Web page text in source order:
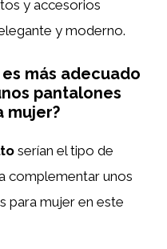
y accesorios
y moderno.
más adecuado
pantalones
mujer?
serían el tipo de
complementar unos
para mujer en este